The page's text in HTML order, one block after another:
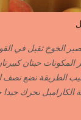
الخوخ ثقيل في
المكونات حبتان
الطريقة نضع نصف
الكاراميل نحرك جيدا